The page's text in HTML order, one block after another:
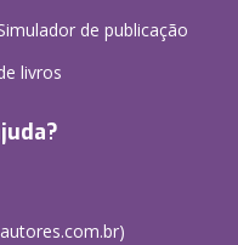
de publicação
livros